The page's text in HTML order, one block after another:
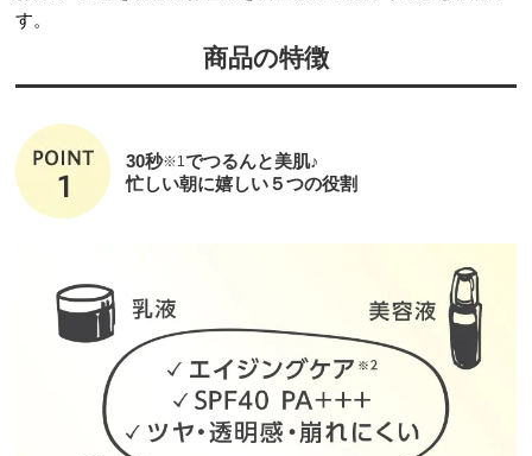
す。
商品の特徴
30秒※1 でつるんと美肌♪
忙しい朝に嬉しい５つの役割